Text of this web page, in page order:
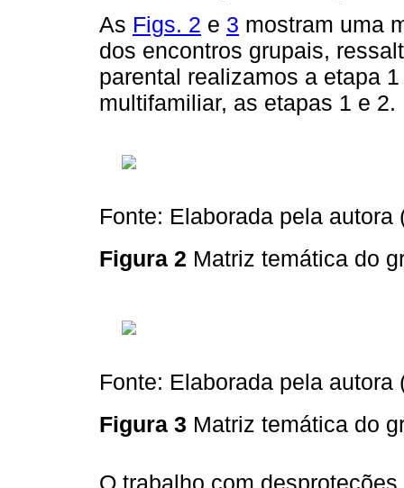
As Figs. 2 e 3 mostram uma
dos encontros grupais,
parental realizamos a etapa
multifamiliar, as etapas 1 e 2.
Fonte: Elaborada pela autora
Figura 2 Matriz temática do
Fonte: Elaborada pela autora
Figura 3 Matriz temática do
O trabalho com